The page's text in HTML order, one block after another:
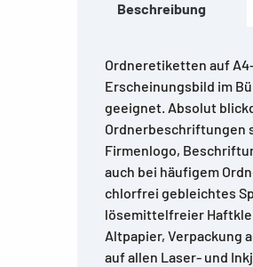
Beschreibung
Ordneretiketten auf
Erscheinungsbild im
geeignet. Absolut
Ordnerbeschriftungen
Firmenlogo,
auch bei häufigem
chlorfrei gebleichtes
lösemittelfreier
Altpapier, Verpackung
auf allen Laser- und